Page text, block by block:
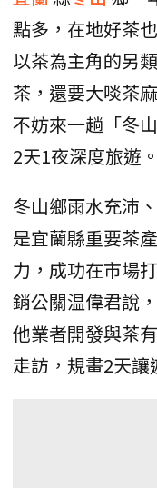
點多，在地好茶
以茶為主角的另
茶，還要大啖茶
不妨來一趟「冬
2天1夜深度旅遊。
冬山鄉雨水充沛
是宜蘭縣重要茶
力，成功在市場
銷公關温偉君說
他業者開發與茶
走訪，規畫2天讓